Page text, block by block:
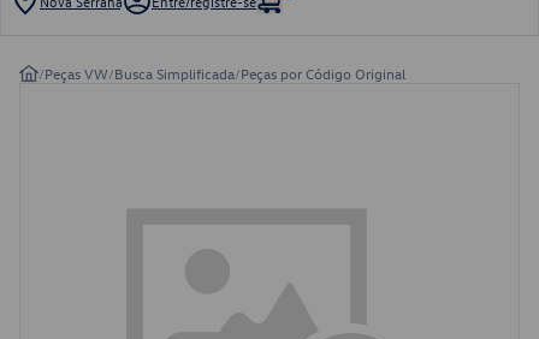
/Peças VW/Busca Simplificada/Peças por Código Original